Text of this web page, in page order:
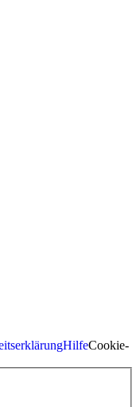
HilfeCookie-